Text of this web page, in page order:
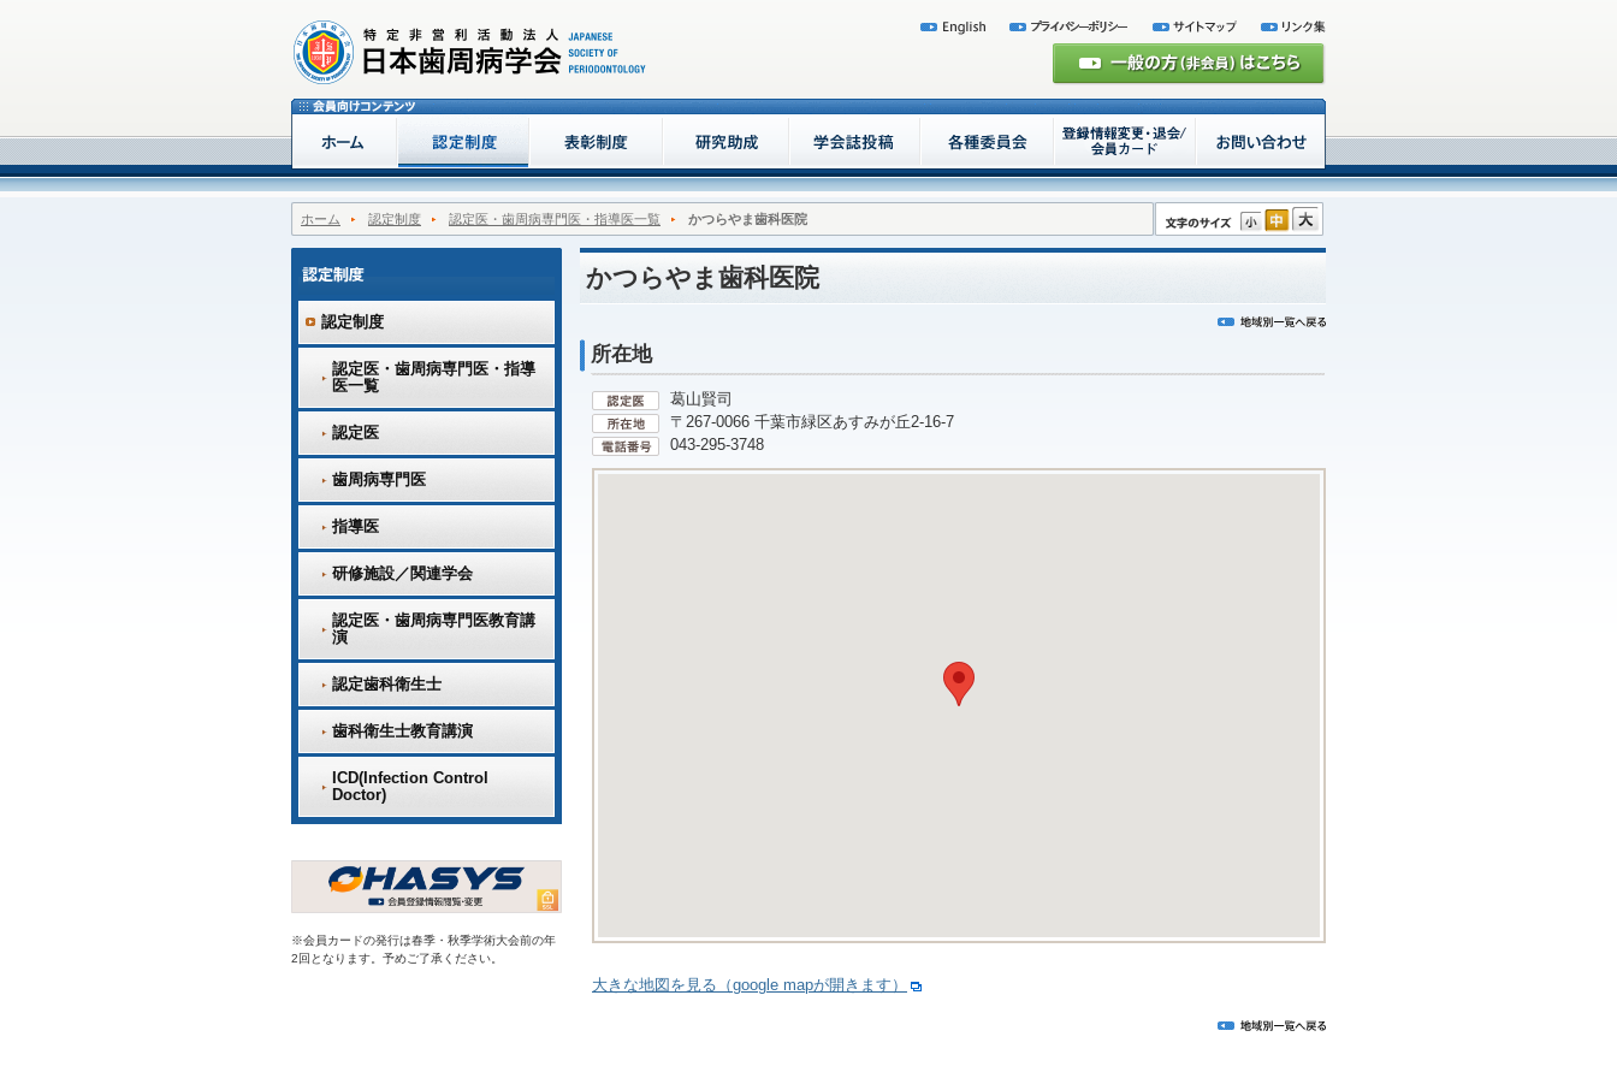
ホーム 認定制度 認定医・歯周病専門医・指導医一覧 かつらやま歯科医院
かつらやま歯科医院
所在地
葛山賢司
〒267-0066 千葉市緑区あすみが丘2-16-7
043-295-3748
大きな地図を見る（google mapが開きます）
認定制度
認定医・歯周病専門医・指導
医一覧
認定医
歯周病専門医
指導医
研修施設／関連学会
認定医・歯周病専門医教育講
演
認定歯科衛生士
歯科衛生士教育講演
ICD(Infection Control
Doctor)
※会員カードの発行は春季・秋季学術大会前の年
2回となります。予めご了承ください。